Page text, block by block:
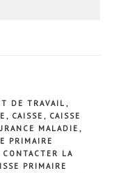
DE TRAVAIL ,
, CAISSE , CAISSE
MALADIE ,
PRIMAIRE
CONTACTER LA
PRIMAIRE